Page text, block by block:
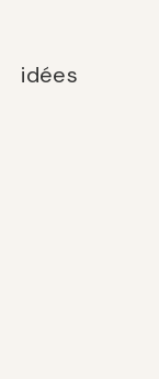
idées